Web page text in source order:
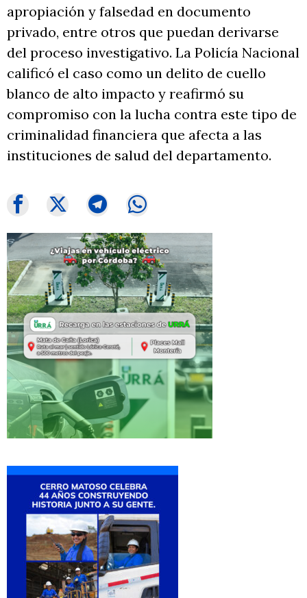
apropiación y falsedad en documento
privado, entre otros que puedan derivarse
del proceso investigativo. La Policía Nacional
calificó el caso como un delito de cuello
blanco de alto impacto y reafirmó su
compromiso con la lucha contra este tipo de
criminalidad financiera que afecta a las
instituciones de salud del departamento.